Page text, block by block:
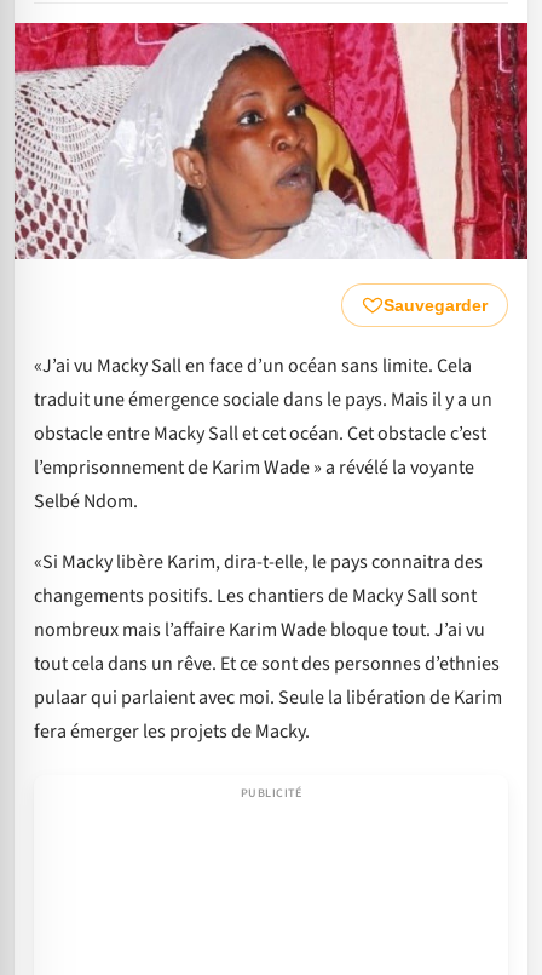
Sauvegarder
«J’ai vu Macky Sall en face d’un océan sans limite. Cela
traduit une émergence sociale dans le pays. Mais il y a un
obstacle entre Macky Sall et cet océan. Cet obstacle c’est
l’emprisonnement de Karim Wade » a révélé la voyante
Selbé Ndom.
«Si Macky libère Karim, dira-t-elle, le pays connaitra des
changements positifs. Les chantiers de Macky Sall sont
nombreux mais l’affaire Karim Wade bloque tout. J’ai vu
tout cela dans un rêve. Et ce sont des personnes d’ethnies
pulaar qui parlaient avec moi. Seule la libération de Karim
fera émerger les projets de Macky.